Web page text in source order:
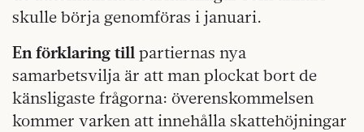
skulle börja genomföras i januari.
En förklaring till partiernas nya
samarbetsvilja är att man plockat bort de
känsligaste frågorna: överenskommelsen
kommer varken att innehålla skattehöjningar